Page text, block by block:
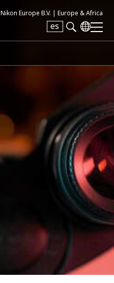
Nikon Europe B.V. | Europe & Africa
es